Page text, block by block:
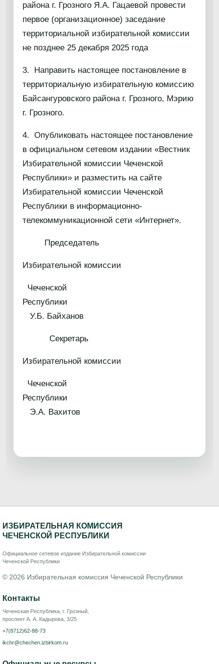
района г. Грозного Я.А. Гацаевой провести
первое (организационное) заседание
территориальной избирательной комиссии
не позднее 25 декабря 2025 года
3. Направить настоящее постановление в
территориальную избирательную комиссию
Байсангуровского района г. Грозного, Мэрию
г. Грозного.
4. Опубликовать настоящее постановление
в официальном сетевом издании «Вестник
Избирательной комиссии Чеченской
Республики» и разместить на сайте
Избирательной комиссии Чеченской
Республики в информационно-
телекоммуникационной сети «Интернет».
Председатель
Избирательной комиссии
Чеченской
У.Б. Байханов
Секретарь
Избирательной комиссии
Чеченской
Э.А. Вахитов
ИЗБИРАТЕЛЬНАЯ КОМИССИЯ
ЧЕЧЕНСКОЙ РЕСПУБЛИКИ
Официальное сетевое издание Избирательной комиссии
Чеченской Республики
© 2026 Избирательная комиссия Чеченской Республики
Контакты
Чеченская Республика, г. Грозный,
проспект А. А. Кадырова, 3/25
+7(8712)62-88-73
ikchr@chechen.izbirkom.ru